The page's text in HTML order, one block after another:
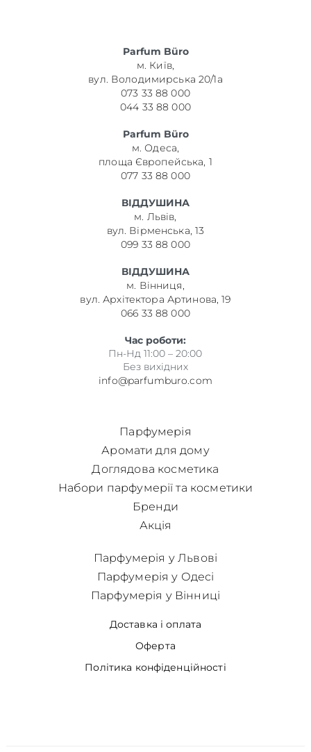
Parfum Büro
м. Київ,
вул. Володимирська 20/1а
073 33 88 000
044 33 88 000
Parfum Büro
м. Одеса,
площа Європейська, 1
077 33 88 000
ВІДДУШИНА
м. Львів,
вул. Вірменська, 13
099 33 88 000
ВІДДУШИНА
м. Вінниця,
вул. Архітектора Артинова, 19
066 33 88 000
Час роботи:
Пн-Нд 11:00 – 20:00
Без вихідних
info@parfumburo.com
Парфумерія
Аромати для дому
Доглядова косметика
Набори парфумерії та косметики
Бренди
Акція
Доставка і оплата
Оферта
Політика конфіденційності
Парфумерія у Львові
Парфумерія у Одесі
Парфумерія у Вінниці